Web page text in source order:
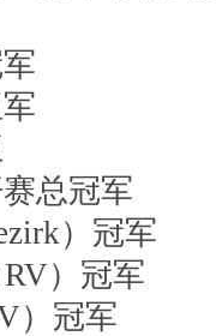
总冠军
）冠军
）冠军
）冠军